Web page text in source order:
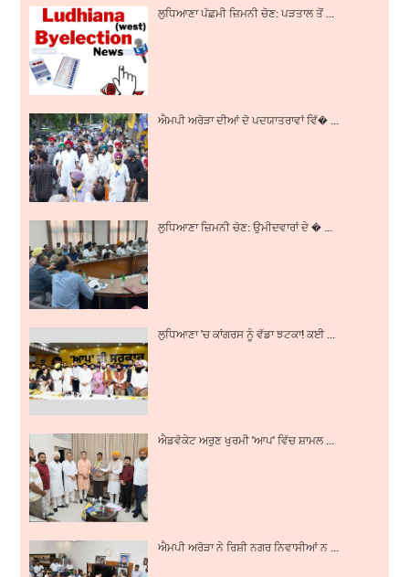
ਲੁਧਿਆਣਾ ਪੱਛਮੀ ਜ਼ਿਮਨੀ ਚੋਣ: ਪੜਤਾਲ ਤੋਂ ...
ਐਮਪੀ ਅਰੋੜਾ ਦੀਆਂ ਦੋ ਪਦਯਾਤਰਾਵਾਂ ਵਿੱ� ...
ਲੁਧਿਆਣਾ ਜ਼ਿਮਨੀ ਚੋਣ: ਉਮੀਦਵਾਰਾਂ ਦੇ � ...
ਲੁਧਿਆਣਾ 'ਚ ਕਾਂਗਰਸ ਨੂੰ ਵੱਡਾ ਝਟਕਾ! ਕਈ ...
ਐਡਵੋਕੇਟ ਅਰੁਣ ਖੁਰਮੀ 'ਆਪ' ਵਿੱਚ ਸ਼ਾਮਲ ...
ਐਮਪੀ ਅਰੋੜਾ ਨੇ ਰਿਸ਼ੀ ਨਗਰ ਨਿਵਾਸੀਆਂ ਨ ...